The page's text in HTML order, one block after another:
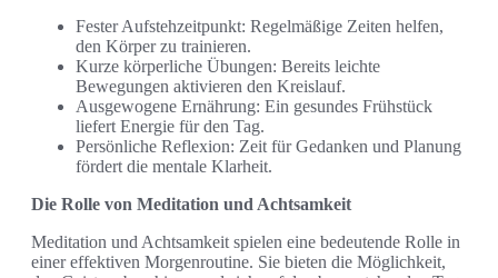
Fester Aufstehzeitpunkt: Regelmäßige Zeiten helfen,
den Körper zu trainieren.
Kurze körperliche Übungen: Bereits leichte
Bewegungen aktivieren den Kreislauf.
Ausgewogene Ernährung: Ein gesundes Frühstück
liefert Energie für den Tag.
Persönliche Reflexion: Zeit für Gedanken und Planung
fördert die mentale Klarheit.
Die Rolle von Meditation und Achtsamkeit
Meditation und Achtsamkeit spielen eine bedeutende Rolle in
einer effektiven Morgenroutine. Sie bieten die Möglichkeit,